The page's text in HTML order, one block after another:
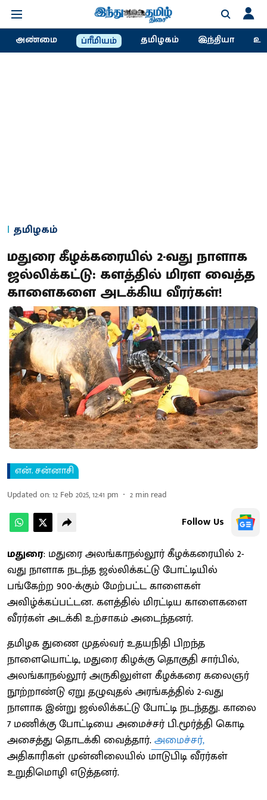
அண்மை ப்ரீமியம் தமிழகம் இந்தியா
தமிழகம்
மதுரை கீழக்கரையில் 2-வது நாளாக
ஜல்லிக்கட்டு: களத்தில் மிரள வைத்த
காளைகளை அடக்கிய வீரர்கள்!
என். சன்னாசி
Updated on:12 Feb 2025, 12:41 pm 2 min read
Follow Us
மதுரை: மதுரை அலங்காநல்லூர் கீழக்கரையில் 2-
வது நாளாக நடந்த ஜல்லிக்கட்டு போட்டியில்
பங்கேற்ற 900-க்கும் மேற்பட்ட காளைகள்
அவிழ்க்கப்பட்டன. களத்தில் மிரட்டிய காளைகளை
வீரர்கள் அடக்கி உற்சாகம் அடைந்தனர்.
தமிழக துணை முதல்வர் உதயநிதி பிறந்த
நாளையொட்டி, மதுரை கிழக்கு தொகுதி சார்பில்,
அலங்காநல்லூர் அருகிலுள்ள கீழக்கரை கலைஞர்
நூற்றாண்டு ஏறு தழுவுதல் அரங்கத்தில் 2-வது
நாளாக இன்று ஜல்லிக்கட்டு போட்டி நடந்தது. காலை
7 மணிக்கு போட்டியை அமைச்சர் பி.மூர்த்தி கொடி
அசைத்து தொடக்கி வைத்தார்.அமைச்சர்,
அதிகாரிகள் முன்னிலையில் மாடுபிடி வீரர்கள்
உறுதிமொழி எடுத்தனர்.